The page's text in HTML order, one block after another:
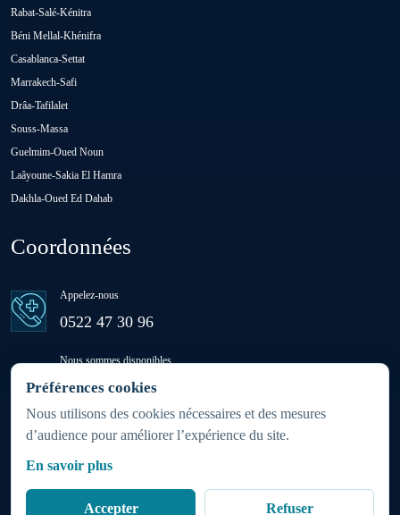
Préférences cookies
Nous utilisons des cookies nécessaires et des mesures
d’audience pour améliorer l’expérience du site.
En savoir plus
Accepter Refuser
Oulad H'Riz Sahel
Oulad Saïd
Ras El Aïn
Sidi Rahhal Chataï
Rabat-Salé-Kénitra
Béni Mellal-Khénifra
Casablanca-Settat
Marrakech-Safi
Drâa-Tafilalet
Souss-Massa
Guelmim-Oued Noun
Laâyoune-Sakia El Hamra
Dakhla-Oued Ed Dahab
Coordonnées
Appelez-nous
0522 47 30 96
Nous sommes disponibles
24h/24 - 7j/7
(week-ends et jours fériés inclus)
Partout au Maroc 24h/7j